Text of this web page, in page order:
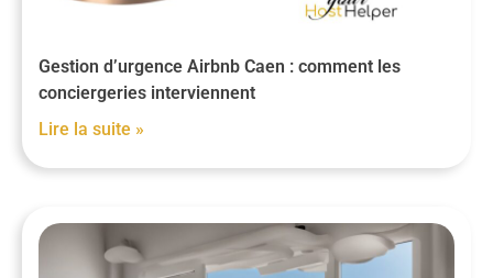
Gestion d’urgence Airbnb Caen : comment les
conciergeries interviennent
Lire la suite »